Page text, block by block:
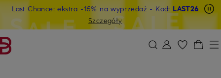
PRZEJDŹ DO GŁÓWNEJ TREŚCI PRZEJDŹ DO WYSZUKIWANIA
Last Chance: ekstra -15% na wyprzedaż - Kod: LAST26
Szczegóły